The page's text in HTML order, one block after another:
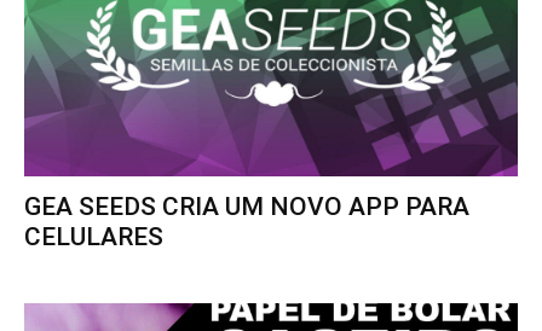
GEA SEEDS CRIA UM NOVO APP PARA
CELULARES